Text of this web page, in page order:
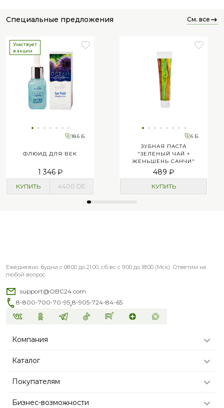
специальные предложения см. все
Участвует
в акции
18.6 Б.
ФЛЮИД ДЛЯ ВЕК
1 346 ₽
КУПИТЬ 4400 DE
6 Б.
ЗУБНАЯ ПАСТА
"ЗЕЛЕНЫЙ ЧАЙ +
ЖЕНЬШЕНЬ САНЧИ"
489 ₽
КУПИТЬ
Ежедневно: будни с 08:00 до 21:00, сб-вс с 9:00 до 18:00 (Мск). Ответим на
любой вопрос
support@OBC24.com
8-800-700-70-95,8-905-724-84-65
Компания
Каталог
Покупателям
Бизнес-возможности